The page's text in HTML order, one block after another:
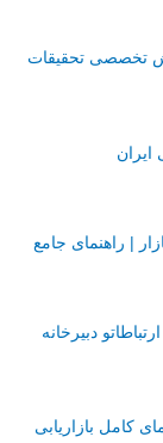
تخصصی تحقیقات
ایران
| راهنمای جامع
دبیرخانه
کامل بازاریابی